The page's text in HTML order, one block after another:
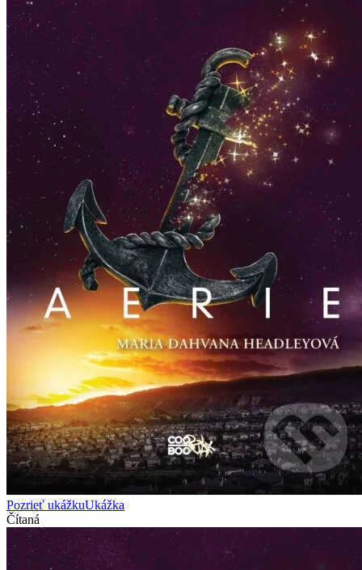
Pozrieť ukážkuUkážka
Čítaná